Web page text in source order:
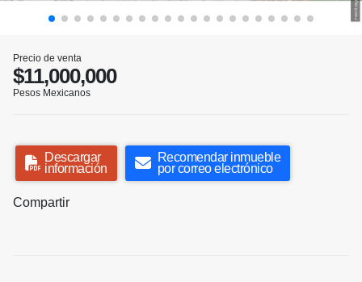
Precio de venta
$11,000,000
Pesos Mexicanos
Descargar
información
Recomendar inmueble
por correo electrónico
Compartir